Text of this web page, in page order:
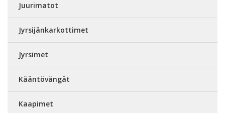
Juurimatot
Jyrsijänkarkottimet
Jyrsimet
Kääntövängät
Kaapimet